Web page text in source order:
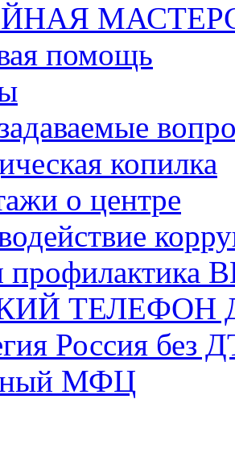
помощь
копилка
о центре
ТЕЛЕФОН
Россия без
МФЦ